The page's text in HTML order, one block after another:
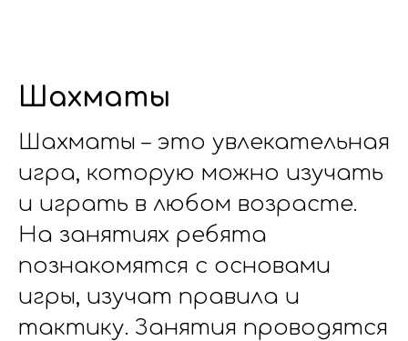
Шахматы
Шахматы – это увлекательная
игра, которую можно изучать
и играть в любом возрасте.
На занятиях ребята
познакомятся с основами
игры, изучат правила и
тактику. Занятия проводятся